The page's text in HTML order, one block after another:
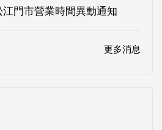
江門市營業時間異動通知
更多消息